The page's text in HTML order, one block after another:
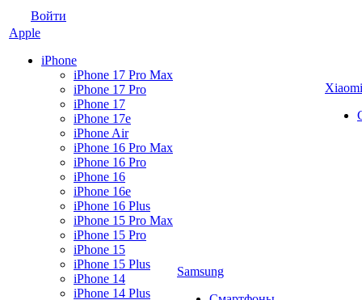
Войти
Apple
iPhone
iPhone 17 Pro Max
iPhone 17 Pro
iPhone 17
iPhone 17e
iPhone Air
iPhone 16 Pro Max
iPhone 16 Pro
iPhone 16
iPhone 16e
iPhone 16 Plus
iPhone 15 Pro Max
iPhone 15 Pro
iPhone 15
iPhone 15 Plus
iPhone 14
iPhone 14 Plus
Samsung
Xiaomi